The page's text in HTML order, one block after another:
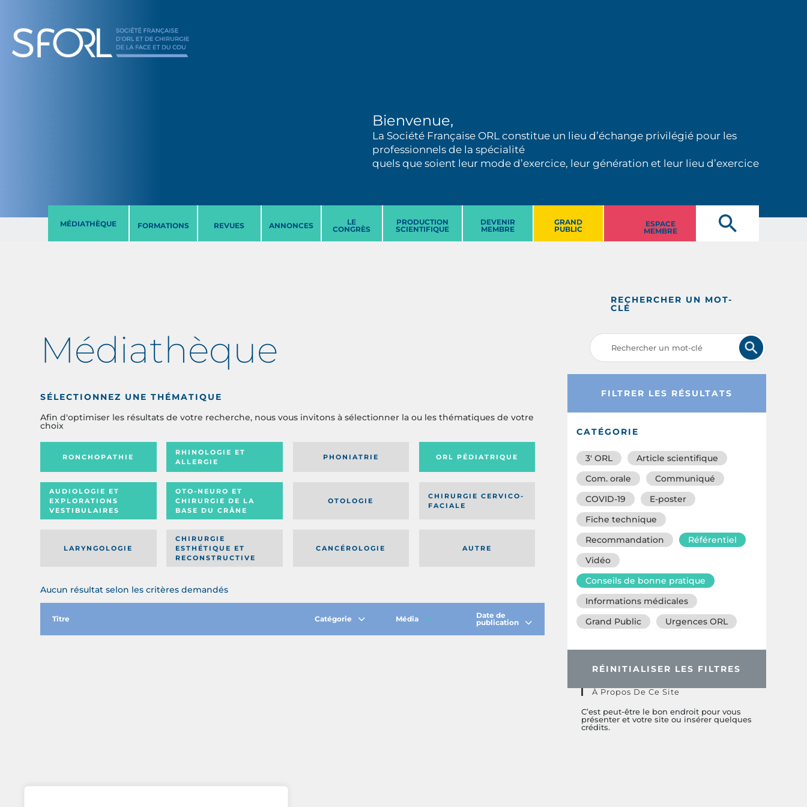
Bienvenue,
La Société Française ORL constitue un lieu d’échange privilégié pour les
professionnels de la spécialité
quels que soient leur mode d’exercice, leur génération et leur lieu d’exercice
MÉDIATHÈQUE FORMATIONS REVUES ANNONCES
LE
CONGRÈS
PRODUCTION
SCIENTIFIQUE
DEVENIR
MEMBRE
GRAND
PUBLIC
ESPACE
MEMBRE
Médiathèque
SÉLECTIONNEZ UNE THÉMATIQUE
Afin d'optimiser les résultats de votre recherche, nous vous invitons à sélectionner la ou les thématiques de votre
choix
RONCHOPATHIE
RHINOLOGIE ET
ALLERGIE
PHONIATRIE ORL PÉDIATRIQUE
AUDIOLOGIE ET
EXPLORATIONS
VESTIBULAIRES
OTO-NEURO ET
CHIRURGIE DE LA
BASE DU CRÂNE
OTOLOGIE
CHIRURGIE CERVICO-
FACIALE
AUTRE
LARYNGOLOGIE
CHIRURGIE
ESTHÉTIQUE ET
RECONSTRUCTIVE
CANCÉROLOGIE
Aucun résultat selon les critères demandés
Titre Catégorie Média
Date de
publication
RECHERCHER UN MOT-
CLÉ
FILTRER LES RÉSULTATS
CATÉGORIE
3′ ORL
Article scientifique
Com. orale
Communiqué
COVID-19
E-poster
Fiche technique
Recommandation
Référentiel
Vidéo
Conseils de bonne pratique
Informations médicales
Grand Public
Urgences ORL
RÉINITIALISER LES FILTRES
À Propos De Ce Site
C’est peut-être le bon endroit pour vous
présenter et votre site ou insérer quelques
crédits.